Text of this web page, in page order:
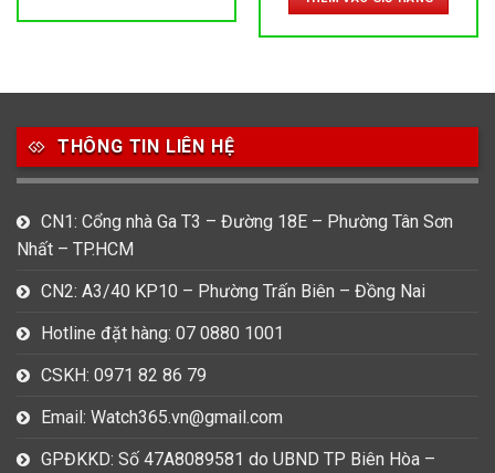
₫.
THÔNG TIN LIÊN HỆ
CN1: Cổng nhà Ga T3 – Đường 18E – Phường Tân Sơn
Nhất – TP.HCM
CN2: A3/40 KP10 – Phường Trấn Biên – Đồng Nai
Hotline đặt hàng: 07 0880 1001
CSKH: 0971 82 86 79
Email: Watch365.vn@gmail.com
GPĐKKD: Số 47A8089581 do UBND TP Biên Hòa –